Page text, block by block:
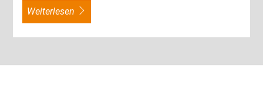
weiterlesen